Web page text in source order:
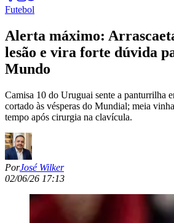
Futebol
Alerta máximo:
lesão e vira forte dúvida
Mundo
Camisa 10 do Uruguai sente a panturrilha
cortado às vésperas do Mundial; meia
tempo após cirurgia na clavícula.
PorJosé Wilker
02/06/26 17:13